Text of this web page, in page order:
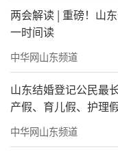
两会解读 | 重磅！山
一时间读
中华网山东频道
山东结婚登记公民最
产假、育儿假、护理
中华网山东频道